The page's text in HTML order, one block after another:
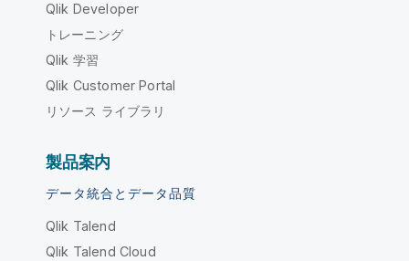
Qlik Developer
トレーニング
Qlik 学習
Qlik Customer Portal
リソース ライブラリ
製品案内
データ統合とデータ品質
Qlik Talend
Qlik Talend Cloud